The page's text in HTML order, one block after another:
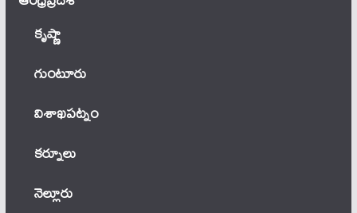
కృష్ణా
గుంటూరు
విశాఖపట్నం
కర్నూలు
నెల్లూరు